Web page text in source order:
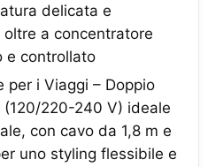
delicata e
a concentratore
e controllato
per i Viaggi – Doppio
220-240 V) ideale
con cavo da 1,8 m e
uno styling flessibile e